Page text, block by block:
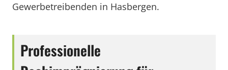
Gewerbetreibenden in Hasbergen.
Professionelle